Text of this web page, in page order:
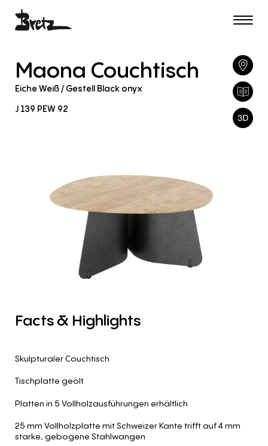
Maona Couchtisch
EicheWeiß / Gestell Black onyx
J 139 PEW 92
Facts& Highlights
Skulpturaler Couchtisch
Tischplatte geölt
Platten in 5 Vollholzausführungen erhältlich
25 mm Vollholzplatte mit Schweizer Kante trifft auf 4 mm
starke, gebogene Stahlwangen